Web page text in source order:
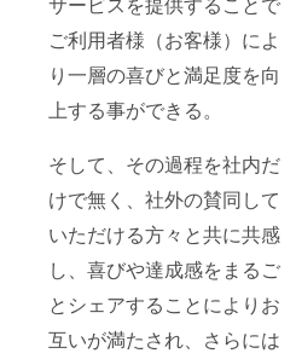
ご利用者様（お客様）によ
り一層の喜びと満足度を向
上する事ができる。
そして、その過程を社内だ
けで無く、社外の賛同して
いただける方々と共に共感
し、喜びや達成感をまるご
とシェアすることによりお
互いが満たされ、さらには